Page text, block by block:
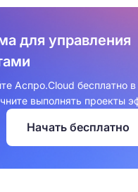
для управления
Аспро.Cloud бесплатно в
выполнять проекты
Начать бесплатно